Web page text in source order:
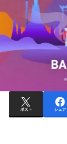
ポスト シェア